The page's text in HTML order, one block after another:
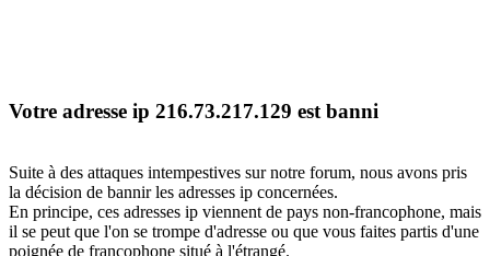
Votre adresse ip 216.73.217.129 est banni
Suite à des attaques intempestives sur notre forum, nous avons pris
la décision de bannir les adresses ip concernées.
En principe, ces adresses ip viennent de pays non-francophone, mais
il se peut que l'on se trompe d'adresse ou que vous faites partis d'une
poignée de francophone situé à l'étrangé.